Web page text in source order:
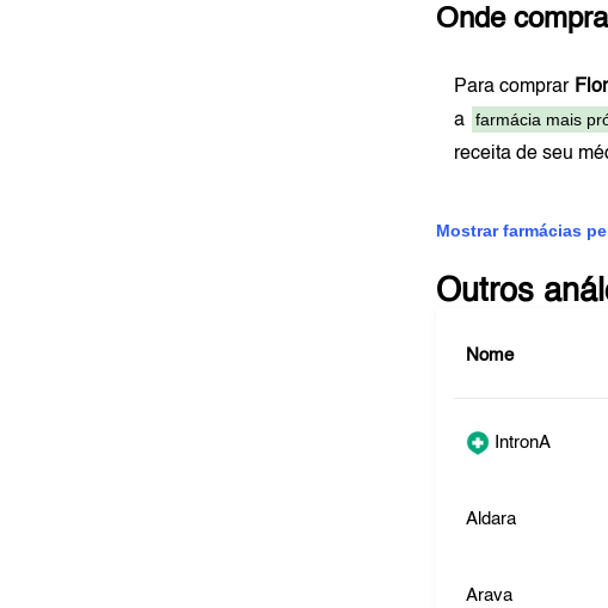
Onde
Para comprar
a farmácia mais
receita de seu
Mostrar farmácias
Outros
Nome
IntronA
Aldara
Arava